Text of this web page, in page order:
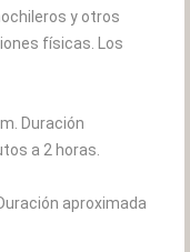
y otros
físicas. Los
Duración
a 2 horas.
aproximada